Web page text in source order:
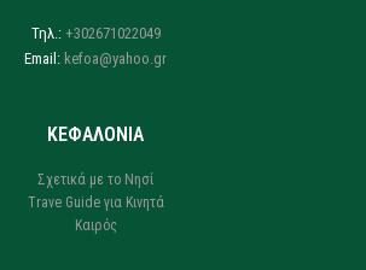
Τηλ.: +302671022049
Email: kefoa@yahoo.gr
ΚΕΦΑΛΟΝΙΑ
Σχετικά με το Νησί
Trave Guide για Κινητά
Καιρός